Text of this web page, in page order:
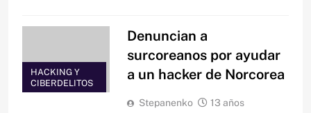
HACKING Y
CIBERDELITOS
Denuncian a
surcoreanos por ayudar
a un hacker de Norcorea
Stepanenko
13 años